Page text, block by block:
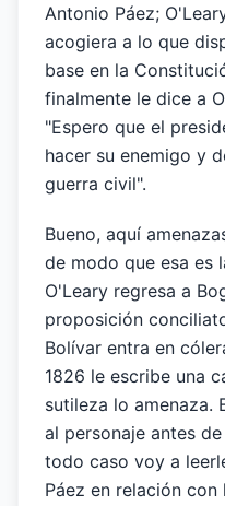
Antonio Páez;
acogiera a lo que
base en la
finalmente le dice a
"Espero que el
hacer su enemigo y
guerra civil".
Bueno, aquí
de modo que esa es
O'Leary regresa a
proposición
Bolívar entra en
1826 le escribe una
sutileza lo amenaza.
al personaje antes
todo caso voy a
Páez en relación